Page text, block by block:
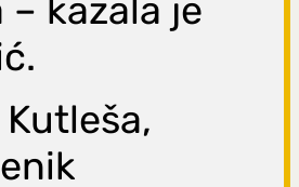
kazala je